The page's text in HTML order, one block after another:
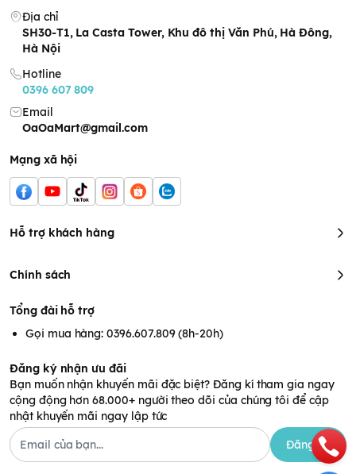
Địa chỉ
SH30-T1, La Casta Tower, Khu đô thị Văn Phú, Hà Đông,
Hà Nội
Hotline
0396 607 809
Email
OaOaMart@gmail.com
Mạng xã hội
Hỗ trợ khách hàng
Chính sách
Tổng đài hỗ trợ
Gọi mua hàng: 0396.607.809 (8h-20h)
Đăng ký nhận ưu đãi
Bạn muốn nhận khuyến mãi đặc biệt? Đăng kí tham gia ngay
cộng động hơn 68.000+ người theo dõi của chúng tôi để cập
nhật khuyến mãi ngay lập tức
Đăng ký